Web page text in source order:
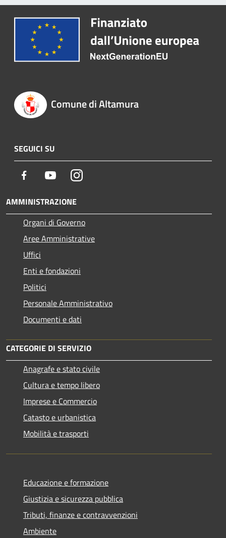
Comune di Altamura
SEGUICI SU
Facebook YoutubeInstagram
AMMINISTRAZIONE
Organi di Governo
Aree Amministrative
Uffici
Enti e fondazioni
Politici
Personale Amministrativo
Documenti e dati
CATEGORIE DI SERVIZIO
Anagrafe e stato civile
Cultura e tempo libero
Imprese e Commercio
Catasto e urbanistica
Mobilità e trasporti
Educazione e formazione
Giustizia e sicurezza pubblica
Tributi, finanze e contravvenzioni
Ambiente